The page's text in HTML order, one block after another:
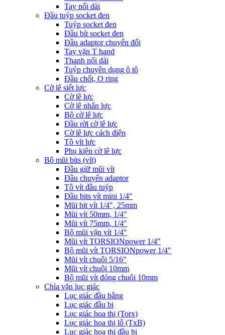
Tay nối dài
Đầu tuýp socket đen
Tuýp socket đen
Đầu bít socket đen
Đầu adaptor chuyển đổi
Tay vặn T hand
Thanh nối dài
Tuýp chuyên dụng ô tô
Đầu chốt, O ring
Cờ lê siết lực
Cờ lê lực
Cờ lê nhân lực
Bộ cờ lê lực
Đầu rời cờ lê lực
Cờ lê lực cách điện
Tô vít lực
Phụ kiện cờ lê lực
Bộ mũi bits (vít)
Đầu giữ mũi vít
Đầu chuyển adaptor
Tô vít đầu tuýp
Đầu bits vít mini 1/4"
Mũi bit vít 1/4", 25mm
Mũi vít 50mm, 1/4"
Mũi vít 75mm, 1/4"
Bộ mũi vặn vít 1/4"
Mũi vít TORSIONpower 1/4"
Bộ mũi vít TORSIONpower 1/4"
Mũi vít chuôi 5/16"
Mũi vít chuôi 10mm
Bộ mũi vít đóng chuôi 10mm
Chìa vặn lục giác
Lục giác đầu bằng
Lục giác đầu bi
Lục giác hoa thị (Torx)
Lục giác hoa thị lỗ (TxB)
Lục giác hoa thị đầu bi